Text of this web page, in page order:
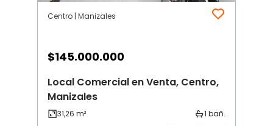
Centro | Manizales
$145.000.000
Local Comercial en Venta, Centro,
Manizales